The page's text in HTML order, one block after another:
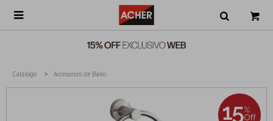

Catálogo Accesorios de Baño